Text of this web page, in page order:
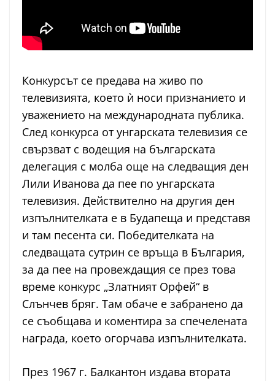
Конкурсът се предава на живо по
телевизията, което ѝ носи признанието и
уважението на международната публика.
След конкурса от унгарската телевизия се
свързват с водещия на българската
делегация с молба още на следващия ден
Лили Иванова да пее по унгарската
телевизия. Действително на другия ден
изпълнителката е в Будапеща и представя
и там песента си. Победителката на
следващата сутрин се връща в България,
за да пее на провеждащия се през това
време конкурс „Златният Орфей“ в
Слънчев бряг. Там обаче е забранено да
се съобщава и коментира за спечелената
награда, което огорчава изпълнителката.
През 1967 г. Балкантон издава втората